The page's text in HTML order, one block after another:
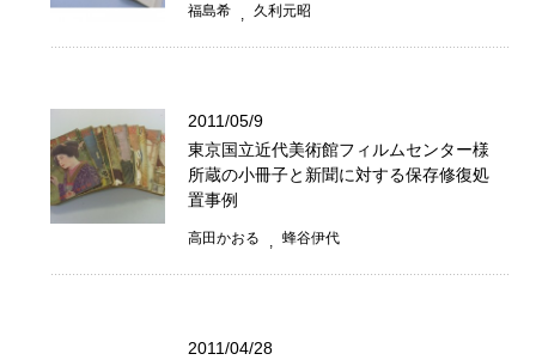
福島希 久利元昭
2011/05/9
東京国立近代美術館フィルムセンター様
所蔵の小冊子と新聞に対する保存修復処
置事例
高田かおる 蜂谷伊代
2011/04/28